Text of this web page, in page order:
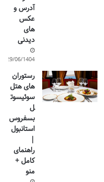
آدرس و
عکس
های
دیدنی
29/06/1404
رستوران
های هتل
سوئیسوت
ل
بسفروس
استانبول
|
راهنمای
کامل +
منو